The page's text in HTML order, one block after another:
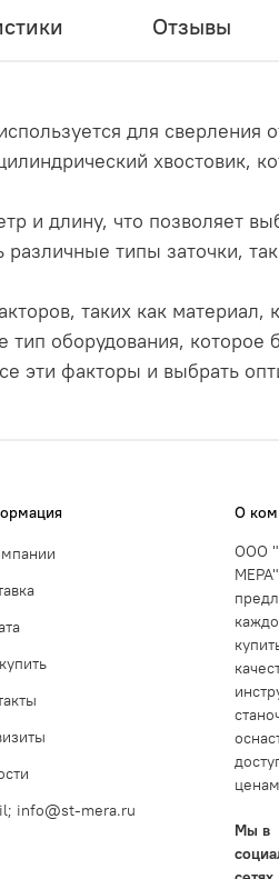
Отзывы
для сверления
хвостовик,
и длину, что позволяет
типы заточки,
таких как материал,
оборудования, которое
эти факторы и выбрать
info@st-mera.ru
О
ООО
МЕРА"
Мы в